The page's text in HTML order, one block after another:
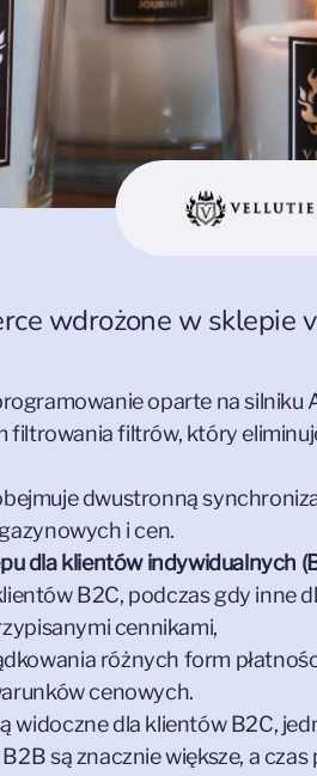
wdrożone w sklepie
oparte na silniku
filtrowania filtrów, który
dwustronną
i cen.
dla klientów indywidualnych
B2C, podczas gdy inne
cennikami,
różnych form
cenowych.
widoczne dla klientów B2C,
są znacznie większe, a